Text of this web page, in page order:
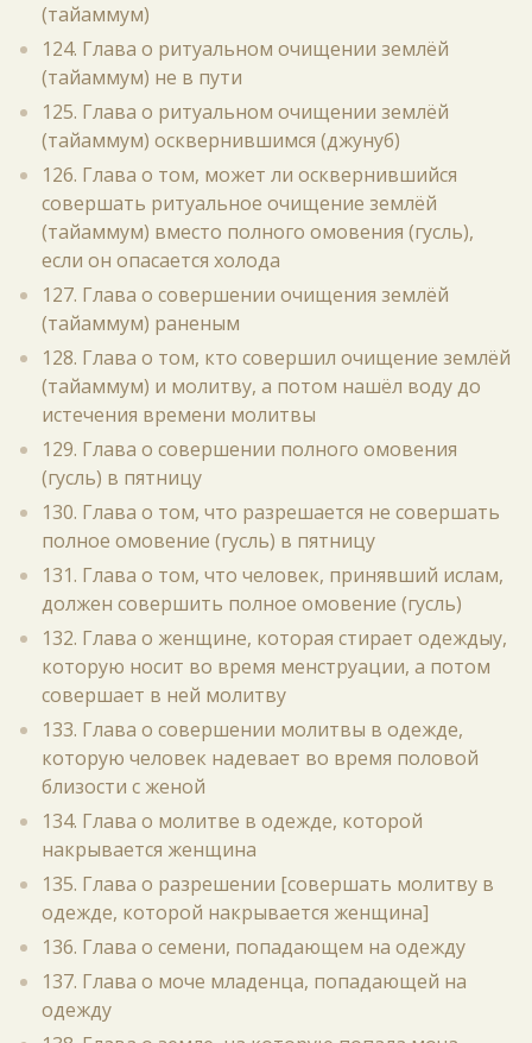
(тайаммум)
124. Глава о ритуальном очищении землёй
(тайаммум) не в пути
125. Глава о ритуальном очищении землёй
(тайаммум) осквернившимся (джунуб)
126. Глава о том, может ли осквернившийся
совершать ритуальное очищение землёй
(тайаммум) вместо полного омовения (гусль),
если он опасается холода
127. Глава о совершении очищения землёй
(тайаммум) раненым
128. Глава о том, кто совершил очищение землёй
(тайаммум) и молитву, а потом нашёл воду до
истечения времени молитвы
129. Глава о совершении полного омовения
(гусль) в пятницу
130. Глава о том, что разрешается не совершать
полное омовение (гусль) в пятницу
131. Глава о том, что человек, принявший ислам,
должен совершить полное омовение (гусль)
132. Глава о женщине, которая стирает одеждыу,
которую носит во время менструации, а потом
совершает в ней молитву
133. Глава о совершении молитвы в одежде,
которую человек надевает во время половой
близости с женой
134. Глава о молитве в одежде, которой
накрывается женщина
135. Глава о разрешении [совершать молитву в
одежде, которой накрывается женщина]
136. Глава о семени, попадающем на одежду
137. Глава о моче младенца, попадающей на
одежду